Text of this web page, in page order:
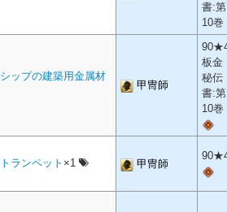
書:第
10巻
ップの建築用金属材
甲冑師
板金
秘伝
書:第
10巻
ランペット ×1 甲冑師